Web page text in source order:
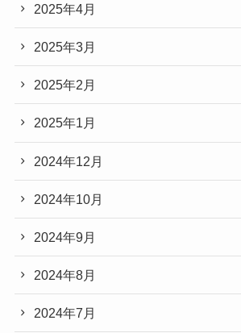
2025年4月
2025年3月
2025年2月
2025年1月
2024年12月
2024年10月
2024年9月
2024年8月
2024年7月